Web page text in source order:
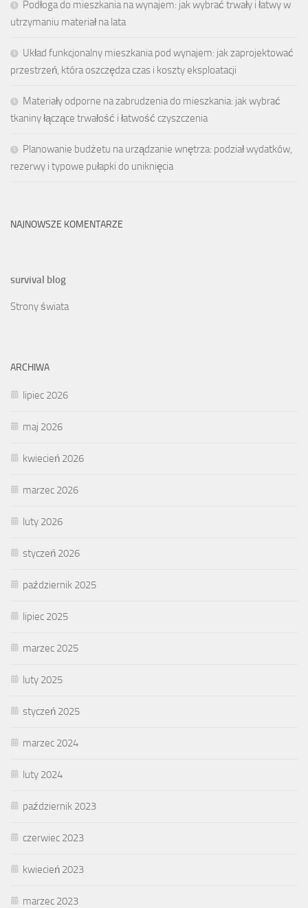
Podłoga do mieszkania na wynajem: jak wybrać trwały i łatwy w
utrzymaniu materiał na lata
Układ funkcjonalny mieszkania pod wynajem: jak zaprojektować
przestrzeń, która oszczędza czas i koszty eksploatacji
Materiały odporne na zabrudzenia do mieszkania: jak wybrać
tkaniny łączące trwałość i łatwość czyszczenia
Planowanie budżetu na urządzanie wnętrza: podział wydatków,
rezerwy i typowe pułapki do uniknięcia
NAJNOWSZE KOMENTARZE
survival blog
Strony świata
ARCHIWA
lipiec 2026
maj 2026
kwiecień 2026
marzec 2026
luty 2026
styczeń 2026
październik 2025
lipiec 2025
marzec 2025
luty 2025
styczeń 2025
marzec 2024
luty 2024
październik 2023
czerwiec 2023
kwiecień 2023
marzec 2023